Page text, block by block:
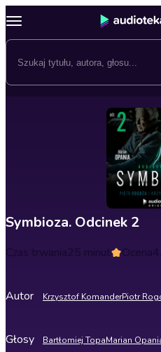
Symbioza. Odcinek 2
Czas trwania25 minut Ocena
Autor Krzysztof KomanderPiotr
Głosy Bartłomiej TopaMarian